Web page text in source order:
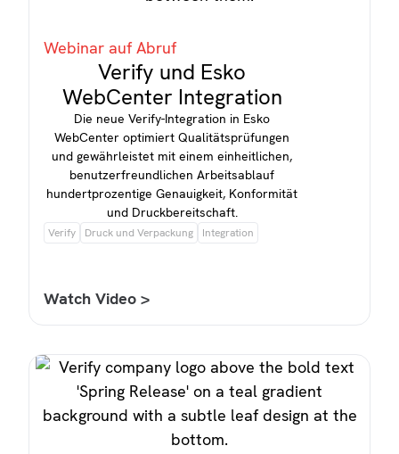
Webinar auf Abruf
Verify und Esko
WebCenter Integration
Die neue Verify-Integration in Esko
WebCenter optimiert Qualitätsprüfungen
und gewährleistet mit einem einheitlichen,
benutzerfreundlichen Arbeitsablauf
hundertprozentige Genauigkeit, Konformität
und Druckbereitschaft.
Verify Druck und Verpackung Integration
Watch Video >